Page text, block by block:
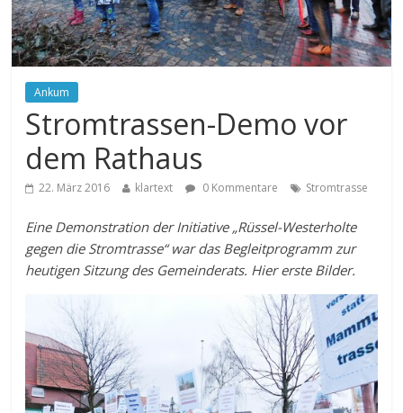
Ankum
Stromtrassen-Demo vor
dem Rathaus
22. März 2016 klartext 0 Kommentare Stromtrasse
Eine Demonstration der Initiative „Rüssel-Westerholte
gegen die Stromtrasse“ war das Begleitprogramm zur
heutigen Sitzung des Gemeinderats. Hier erste Bilder.